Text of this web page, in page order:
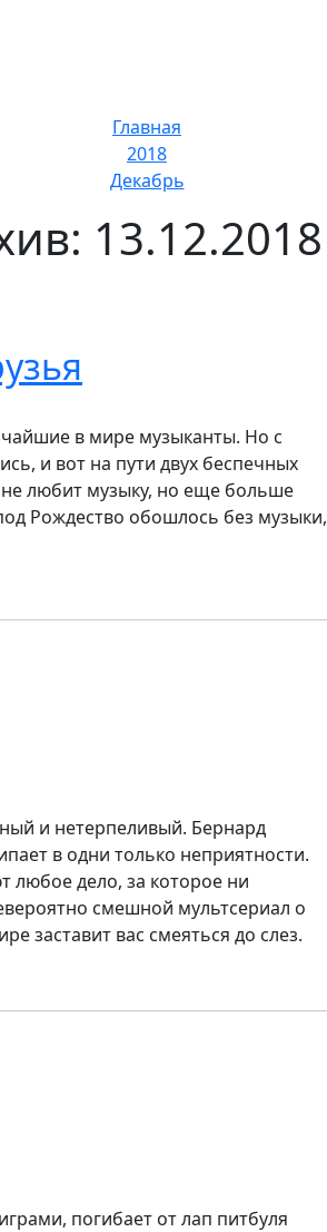
Главная
2018
Декабрь
13.12.2018
в мире музыканты. Но с
и вот на пути двух беспечных
любит музыку, но еще больше
Рождество обошлось без музыки,
и нетерпеливый. Бернард
в одни только неприятности.
любое дело, за которое ни
смешной мультсериал о
заставит вас смеяться до слез.
погибает от лап питбуля